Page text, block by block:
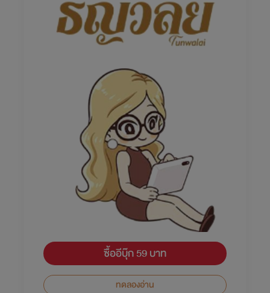
ซื้ออีบุ๊ก 59 บาท
ทดลองอ่าน